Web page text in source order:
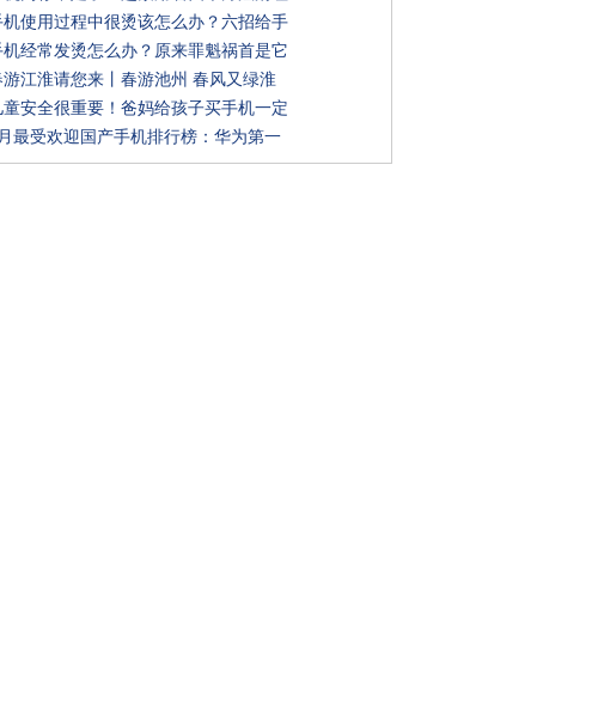
机使用过程中很烫该怎么办？六招给手
机经常发烫怎么办？原来罪魁祸首是它
游江淮请您来丨春游池州 春风又绿淮
童安全很重要！爸妈给孩子买手机一定
最受欢迎国产手机排行榜：华为第一